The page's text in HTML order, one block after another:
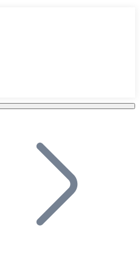
en tu plataforma.
en tu negocio y permite que
ecosistema.